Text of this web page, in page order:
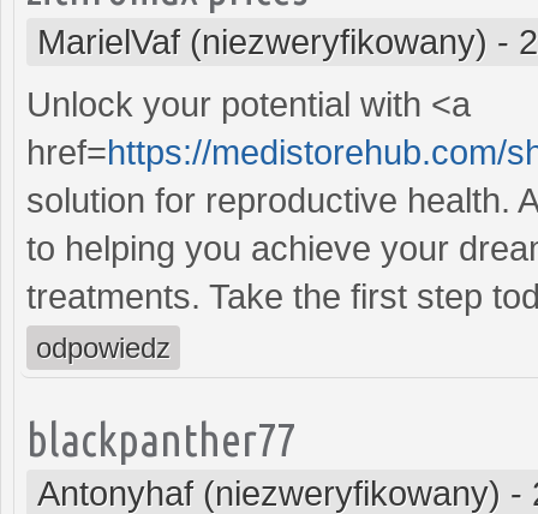
MarielVaf (niezweryfikowany) -
Unlock your potential with <a
href=https://medistorehub.com/
solution for reproductive health.
to helping you achieve your
treatments. Take the first step
odpowiedz
blackpanther77
Antonyhaf (niezweryfikowany) -